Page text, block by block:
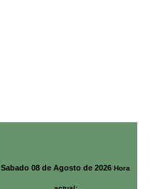
Sabado 08 de Agosto de 2026 Hora